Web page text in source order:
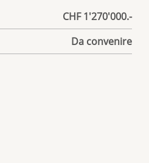
CHF 1'270'000.-
Da convenire